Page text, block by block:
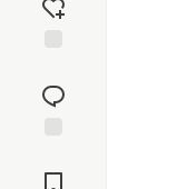
reaction
Comments